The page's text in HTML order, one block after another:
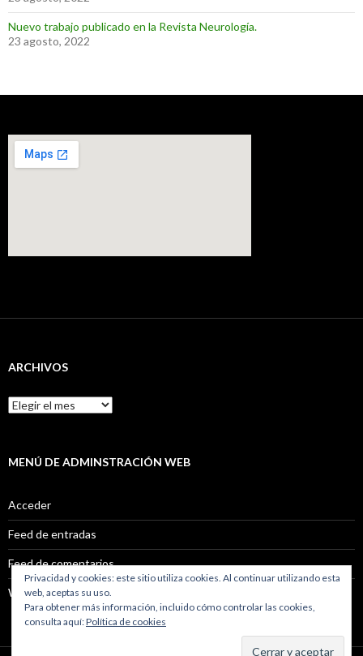
Nuevo trabajo publicado en la Revista Neurología.
23 agosto, 2022
ARCHIVOS
Archivos
MENÚ DE ADMINSTRACIÓN WEB
Acceder
Feed de entradas
Feed de comentarios
WordPress.org
Privacidad y cookies: este sitio utiliza cookies. Al continuar utilizando esta
web, aceptas su uso.
Para obtener más información, incluido cómo controlar las cookies,
consulta aquí:Política de cookies